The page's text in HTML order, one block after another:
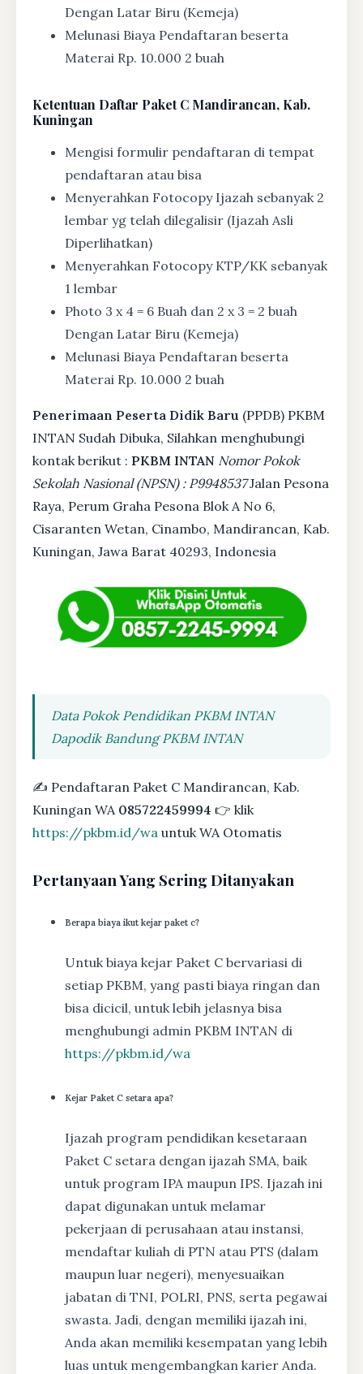
Dengan Latar Biru (Kemeja)
Melunasi Biaya Pendaftaran beserta
Materai Rp. 10.000 2 buah
Ketentuan Daftar Paket C Mandirancan, Kab.
Kuningan
Mengisi formulir pendaftaran di tempat
pendaftaran atau bisa
Menyerahkan Fotocopy Ijazah sebanyak 2
lembar yg telah dilegalisir (Ijazah Asli
Diperlihatkan)
Menyerahkan Fotocopy KTP/KK sebanyak
1 lembar
Photo 3 x 4 = 6 Buah dan 2 x 3 = 2 buah
Dengan Latar Biru (Kemeja)
Melunasi Biaya Pendaftaran beserta
Materai Rp. 10.000 2 buah
Penerimaan Peserta Didik Baru (PPDB) PKBM
INTAN Sudah Dibuka, Silahkan menghubungi
kontak berikut : PKBM INTAN Nomor Pokok
Sekolah Nasional (NPSN) : P9948537Jalan Pesona
Raya, Perum Graha Pesona Blok A No 6,
Cisaranten Wetan, Cinambo, Mandirancan, Kab.
Kuningan, Jawa Barat 40293, Indonesia
Data Pokok Pendidikan PKBM INTAN
Dapodik Bandung PKBM INTAN
✍ Pendaftaran Paket C Mandirancan, Kab.
Kuningan WA 085722459994 👉 klik
https://pkbm.id/wa untuk WA Otomatis
Pertanyaan Yang Sering Ditanyakan
Berapa biaya ikut kejar paket c?
Untuk biaya kejar Paket C bervariasi di
setiap PKBM, yang pasti biaya ringan dan
bisa dicicil, untuk lebih jelasnya bisa
menghubungi admin PKBM INTAN di
https://pkbm.id/wa
Kejar Paket C setara apa?
Ijazah program pendidikan kesetaraan
Paket C setara dengan ijazah SMA, baik
untuk program IPA maupun IPS. Ijazah ini
dapat digunakan untuk melamar
pekerjaan di perusahaan atau instansi,
mendaftar kuliah di PTN atau PTS (dalam
maupun luar negeri), menyesuaikan
jabatan di TNI, POLRI, PNS, serta pegawai
swasta. Jadi, dengan memiliki ijazah ini,
Anda akan memiliki kesempatan yang lebih
luas untuk mengembangkan karier Anda.